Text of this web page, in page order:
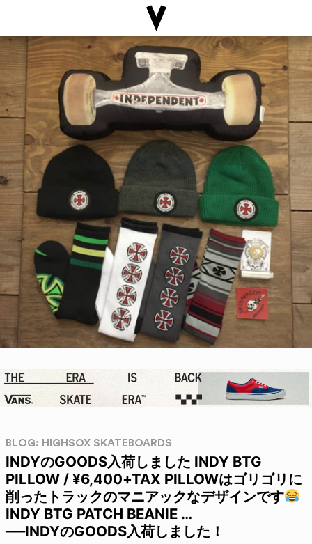
BLOG: HIGHSOX SKATEBOARDS
INDYのGOODS入荷しました INDY BTG
PILLOW / ¥6,400+TAX PILLOWはゴリゴリに
削ったトラックのマニアックなデザインです
INDY BTG PATCH BEANIE …
──INDYのGOODS入荷しました！